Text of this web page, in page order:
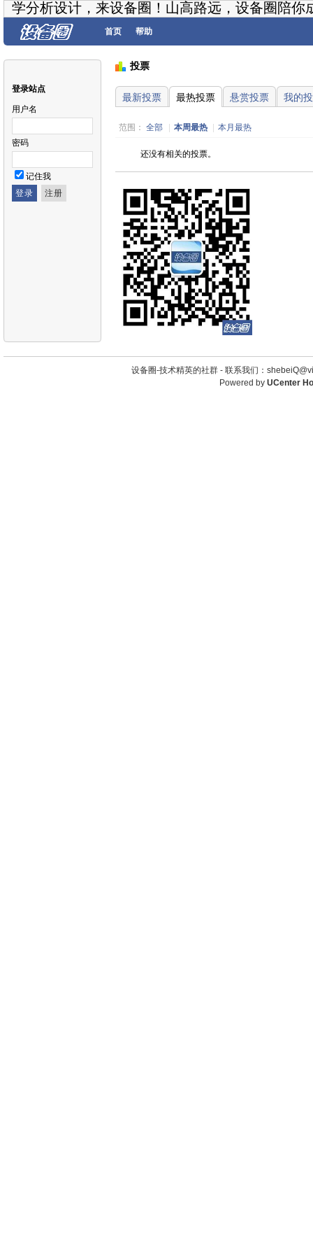
学分析设计，来设备圈！山高路远，设备圈陪你
首页 帮助
登录站点
用户名
密码
记住我
投票
最新投票 最热投票 悬赏投票 我的
范围： 全部 本周最热 本月最热
还没有相关的投票。
设备圈-技术精英的社群 - 联系我们：
Powered by UCenter